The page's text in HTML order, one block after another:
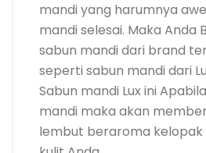
mandi yang harumnya
mandi selesai. Maka Anda
sabun mandi dari brand
seperti sabun mandi dari
Sabun mandi Lux ini
mandi maka akan
lembut beraroma kelopak